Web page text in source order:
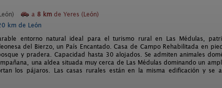
a 8 km de Yeres (León)
km de León
entorno natural ideal para el turismo rural en Las Médulas,
del Bierzo, un País Encantado. Casa de Campo Rehabilitada en
y pradera. Capacidad hasta 30 alojados. Se admiten animales
una aldea situada muy cerca de Las Médulas dominando un
los pájaros. Las casas rurales están en la misma edificación y se